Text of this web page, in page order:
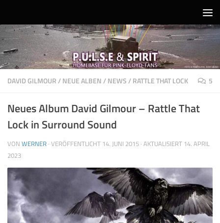
DAVID GILMOUR/NEUE ALBEN/NEWS/RATTLE THAT LOCK 5
Neues Album David Gilmour – Rattle That
Lock in Surround Sound
VON WERNER · VERÖFFENTLICHT 14. JUNI 2015 · AKTUALISIERT 14. APRIL
2023